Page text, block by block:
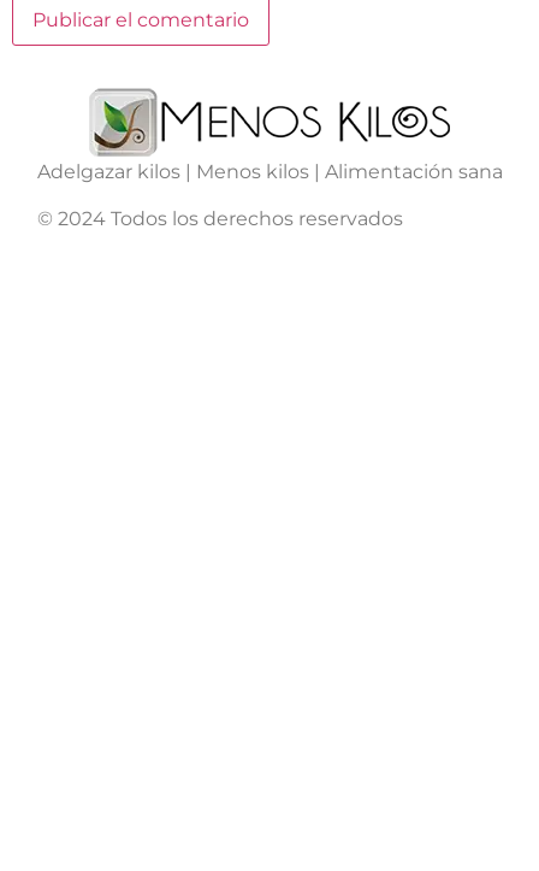
Adelgazar kilos | Menos kilos | Alimentación sana
© 2024 Todos los derechos reservados